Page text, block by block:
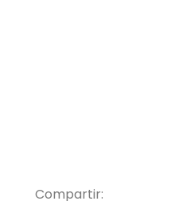
Compartir: